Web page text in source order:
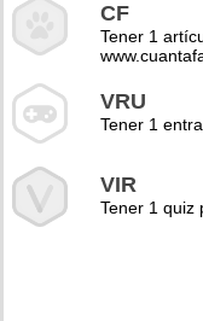
CF
Tener 1
VRU
Tener 1
VIR
Tener 1 quiz